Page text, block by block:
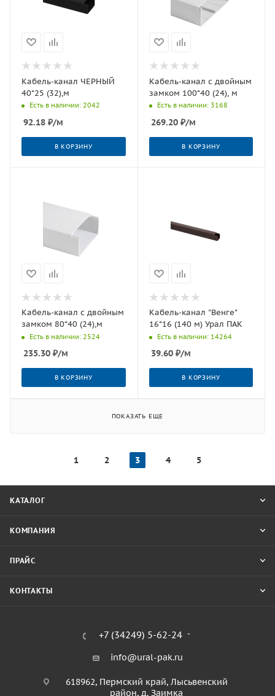
Кабель-канал ЧЕРНЫЙ
40*25 (32),м
Есть в наличии: 2042
92.18 ₽/м
В КОРЗИНУ
Кабель-канал с двойным
замком 100*40 (24), м
Есть в наличии: 3168
269.20₽/м
В КОРЗИНУ
Кабель-канал с двойным
замком 80*40 (24),м
Есть в наличии: 2524
235.30 ₽/м
В КОРЗИНУ
Кабель-канал "Венге"
16*16 (140 м) Урал ПАК
Есть в наличии: 14264
39.60₽/м
В КОРЗИНУ
ПОКАЗАТЬ ЕЩЕ
1 2 3 4 5
КАТАЛОГ
КОМПАНИЯ
ПРАЙС
КОНТАКТЫ
+7 (34249) 5-62-24
info@ural-pak.ru
618962, Пермский край, Лысьвенский
район, д. Заимка